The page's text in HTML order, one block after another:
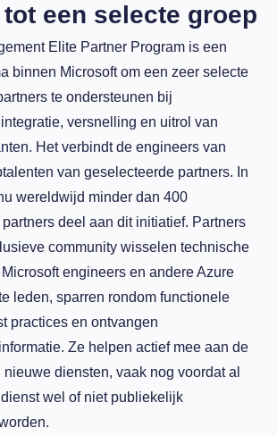
een selecte groep
Elite Partner Program is een
binnen Microsoft om een zeer selecte
te ondersteunen bij
versnelling en uitrol van
Het verbindt de engineers van
van geselecteerde partners. In
wereldwijd minder dan 400
deel aan dit initiatief. Partners
community wisselen technische
engineers en andere Azure
leden, sparren rondom functionele
practices en ontvangen
Ze helpen actief mee aan de
diensten, vaak nog voordat al
wel of niet publiekelijk